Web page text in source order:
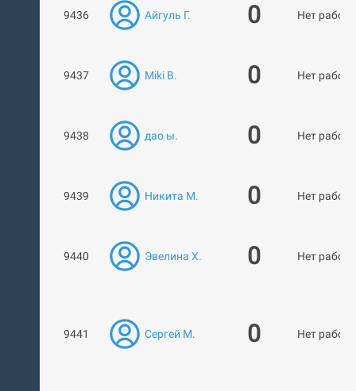
9436 Айгуль Г. 0 Нет работ
9437 Miki B. 0 Нет работ
9438 дао ы. 0 Нет работ
9439 Никита М. 0 Нет работ
9440 Эвелина Х. 0 Нет работ
9441 Сергей М. 0 Нет работ